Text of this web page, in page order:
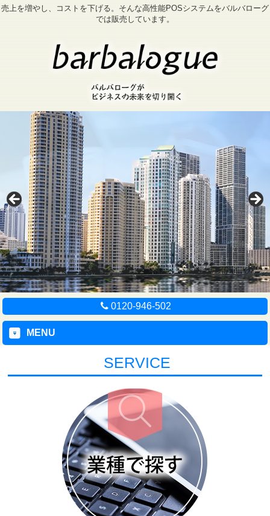
売上を増やし、コストを下げる。そんな高性能POSシステムをバルバローグ
では販売しています。
0120-946-502
MENU
SERVICE